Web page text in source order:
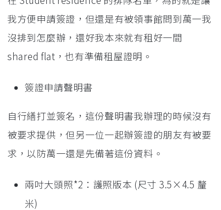
我方便申請簽證，但還是有被領事館問到萬一我
沒排到怎麼辦，還好我本來就有租好一間
shared flat，也有準備租屋證明。
簽證申請聲明書
自行繕打並簽名，這份聲明書我辦理的時候沒有
被要求提供，但另一位一起辦簽證的朋友有被要
求，以防萬一還是先備著這份資料。
兩吋大頭照*2：護照版本 (尺寸 3.5×4.5 釐
米)